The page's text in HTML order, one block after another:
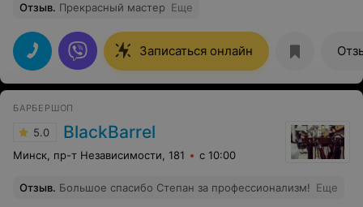
Отзыв. Прекрасный мастер Еще
Записаться онлайн
БАРБЕРШОП
5.0 BlackBarrel
Минск, пр-т Независимости, 181 с 10:00
Отзыв. Большое спасибо Степан за профессионализм! Еще